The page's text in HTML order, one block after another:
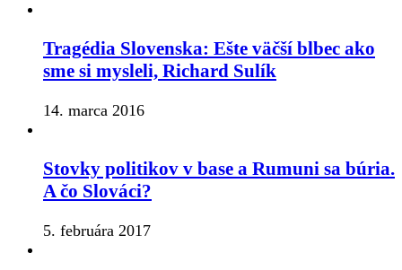
Tragédia Slovenska: Ešte väčší blbec ako
sme si mysleli, Richard Sulík
14. marca 2016
Stovky politikov v base a Rumuni sa búria.
A čo Slováci?
5. februára 2017